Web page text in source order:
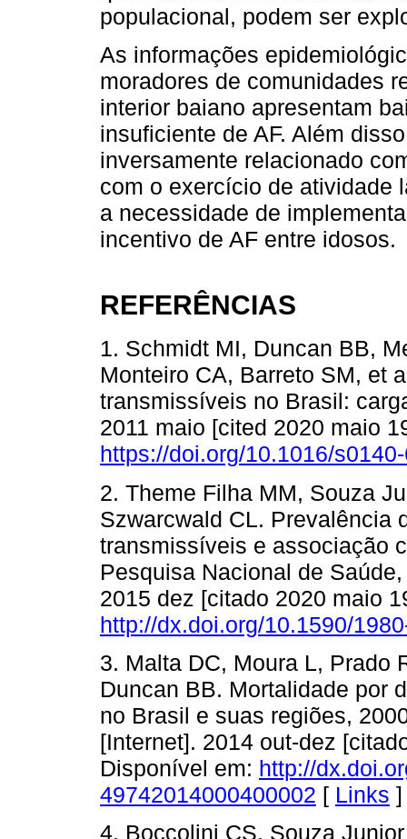
populacional, podem ser
As informações
moradores de comunidades
interior baiano apresentam
insuficiente de AF. Além
inversamente relacionado
com o exercício de atividade
a necessidade de
incentivo de AF entre idosos.
REFERÊNCIAS
1. Schmidt MI, Duncan BB,
Monteiro CA, Barreto SM, et
transmissíveis no Brasil:
2011 maio [cited 2020 maio
https://doi.org/10.1016/
2. Theme Filha MM, Souza
Szwarcwald CL. Prevalência
transmissíveis e associação
Pesquisa Nacional de
2015 dez [citado 2020 maio
http://dx.doi.org/10.1590/
3. Malta DC, Moura L, Prado
Duncan BB. Mortalidade por
no Brasil e suas regiões,
[Internet]. 2014 out-dez
Disponível em: http://
49742014000400002 [ Links ]
4. Boccolini CS, Souza